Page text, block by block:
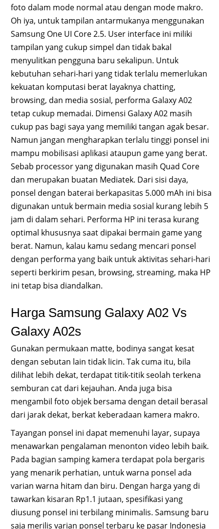
foto dalam mode normal atau dengan mode makro.
Oh iya, untuk tampilan antarmukanya menggunakan
Samsung One UI Core 2.5. User interface ini miliki
tampilan yang cukup simpel dan tidak bakal
menyulitkan pengguna baru sekalipun. Untuk
kebutuhan sehari-hari yang tidak terlalu memerlukan
kekuatan komputasi berat layaknya chatting,
browsing, dan media sosial, performa Galaxy A02
tetap cukup memadai. Dimensi Galaxy A02 masih
cukup pas bagi saya yang memiliki tangan agak besar.
Namun jangan mengharapkan terlalu tinggi ponsel ini
mampu mobilisasi aplikasi ataupun game yang berat.
Sebab processor yang digunakan masih Quad Core
dan merupakan buatan Mediatek. Dari sisi daya,
ponsel dengan baterai berkapasitas 5.000 mAh ini bisa
digunakan untuk bermain media sosial kurang lebih 5
jam di dalam sehari. Performa HP ini terasa kurang
optimal khususnya saat dipakai bermain game yang
berat. Namun, kalau kamu sedang mencari ponsel
dengan performa yang baik untuk aktivitas sehari-hari
seperti berkirim pesan, browsing, streaming, maka HP
ini tetap bisa diandalkan.
Harga Samsung Galaxy A02 Vs
Galaxy A02s
Gunakan permukaan matte, bodinya sangat kesat
dengan sebutan lain tidak licin. Tak cuma itu, bila
dilihat lebih dekat, terdapat titik-titik seolah terkena
semburan cat dari kejauhan. Anda juga bisa
mengambil foto objek bersama dengan detail berasal
dari jarak dekat, berkat keberadaan kamera makro.
Tayangan ponsel ini dapat memenuhi layar, supaya
menawarkan pengalaman menonton video lebih baik.
Pada bagian samping kamera terdapat pola bergaris
yang menarik perhatian, untuk warna ponsel ada
varian warna hitam dan biru. Dengan harga yang di
tawarkan kisaran Rp1.1 jutaan, spesifikasi yang
diusung ponsel ini terbilang minimalis. Samsung baru
saja merilis varian ponsel terbaru ke pasar Indonesia